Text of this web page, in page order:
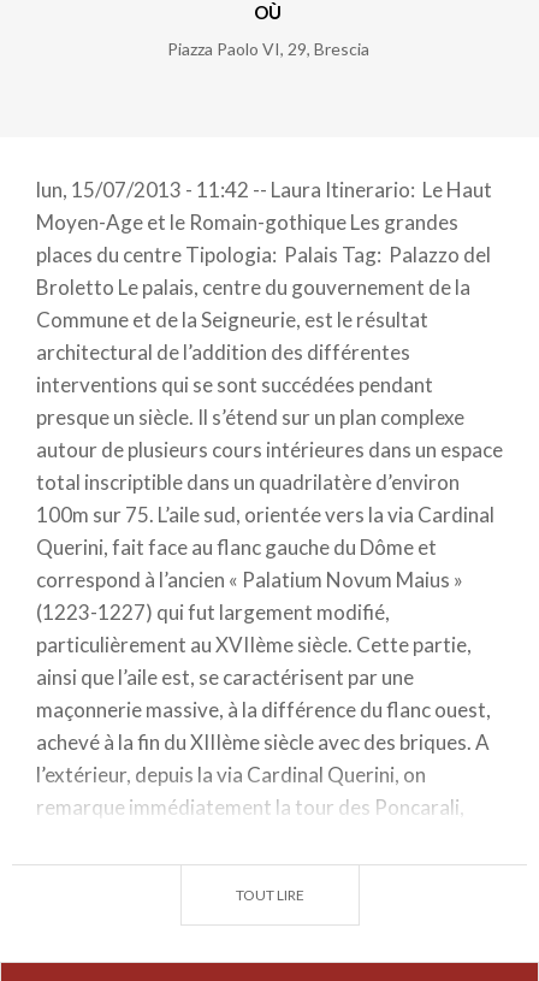
OÙ
Piazza Paolo VI, 29, Brescia
lun, 15/07/2013 - 11:42 -- Laura Itinerario: Le Haut
Moyen-Age et le Romain-gothique Les grandes
places du centre Tipologia: Palais Tag: Palazzo del
Broletto Le palais, centre du gouvernement de la
Commune et de la Seigneurie, est le résultat
architectural de l’addition des différentes
interventions qui se sont succédées pendant
presque un siècle. Il s’étend sur un plan complexe
autour de plusieurs cours intérieures dans un espace
total inscriptible dans un quadrilatère d’environ
100m sur 75. L’aile sud, orientée vers la via Cardinal
Querini, fait face au flanc gauche du Dôme et
correspond à l’ancien « Palatium Novum Maius »
(1223-1227) qui fut largement modifié,
particulièrement au XVIIème siècle. Cette partie,
ainsi que l’aile est, se caractérisent par une
maçonnerie massive, à la différence du flanc ouest,
achevé à la fin du XIIIème siècle avec des briques. A
l’extérieur, depuis la via Cardinal Querini, on
remarque immédiatement la tour des Poncarali,
de construction du palais mais qui se distingue
néanmoins de ce dernier par le bossage rustique qui
mètres, elle fut écimée en 1258 sur ordre d’Ezzelino
TOUT LIRE